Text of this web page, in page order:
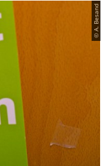
© A. Besand